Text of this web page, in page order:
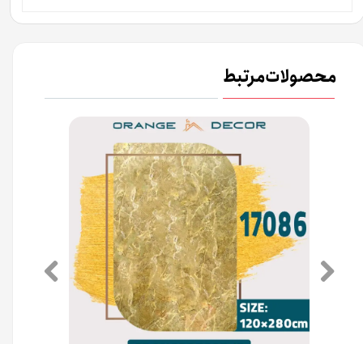
محصولات مرتبط